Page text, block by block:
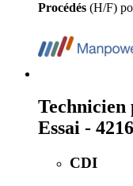
Procédés (H/F)
Technicien
Essai -
CDI